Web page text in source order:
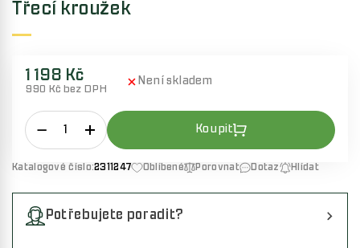
Třecí kroužek
1 198 Kč
990 Kč bez DPH
Není skladem
Katalogové číslo:2311247 Oblíbené Porovnat Dotaz Hlídat
Potřebujete poradit?